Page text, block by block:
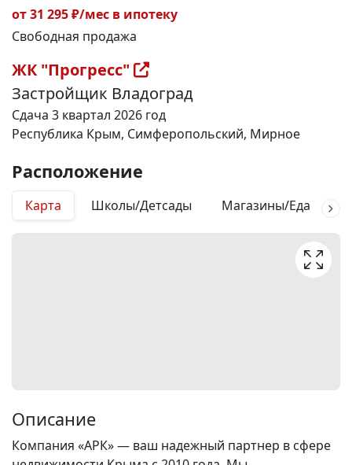
от 31 295 ₽/мес в ипотеку
Свободная продажа
ЖК "Прогресс"
Застройщик Владоград
Сдача 3 квартал 2026 год
Республика Крым, Симферопольский, Мирное
Расположение
Карта Школы/Детсады Магазины/Еда
Описание
Компания «АРК» — ваш надежный партнер в сфере